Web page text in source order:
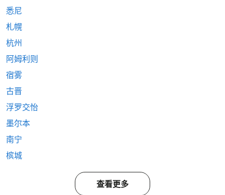
悉尼
札幌
杭州
阿姆利则
宿雾
古晋
浮罗交怡
墨尔本
南宁
槟城
查看更多